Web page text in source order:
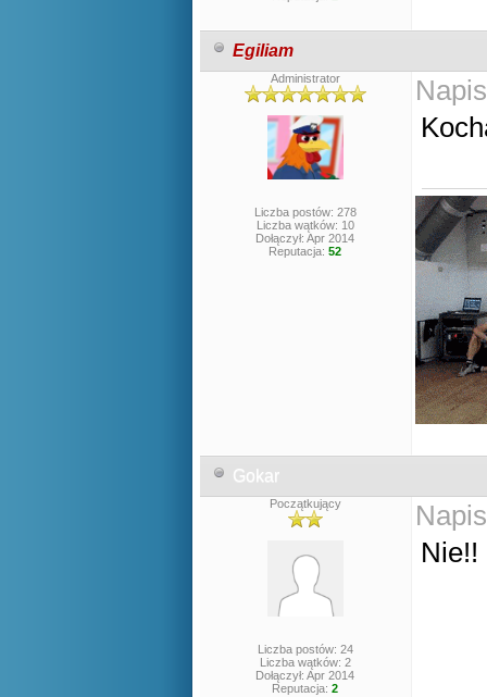
Egiliam
Administrator
Liczba postów: 278
Liczba wątków: 10
Dołączył: Apr 2014
Reputacja:52
Gokar
Początkujący
Liczba postów: 24
Liczba wątków: 2
Dołączył: Apr 2014
Reputacja:2
Nie!!